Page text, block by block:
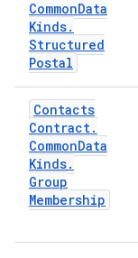
CommonData
Kinds.
Structured
Postal
Contacts
Contract.
CommonData
Kinds.
Group
Membership